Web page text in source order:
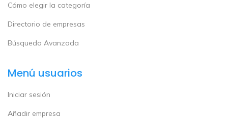
Cómo elegir la categoría
Directorio de empresas
Búsqueda Avanzada
Menú usuarios
Iniciar sesión
Añadir empresa